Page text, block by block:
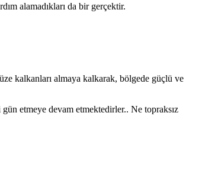
alamadıkları da bir gerçektir.
kalkanları almaya kalkarak, bölgede güçlü ve
etmeye devam etmektedirler.. Ne topraksız